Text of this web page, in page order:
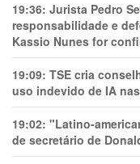
19:36: Jurista Pedro
responsabilidade e
Kassio Nunes for
19:09: TSE cria
uso indevido de IA
19:02: "Latino-
de secretário de